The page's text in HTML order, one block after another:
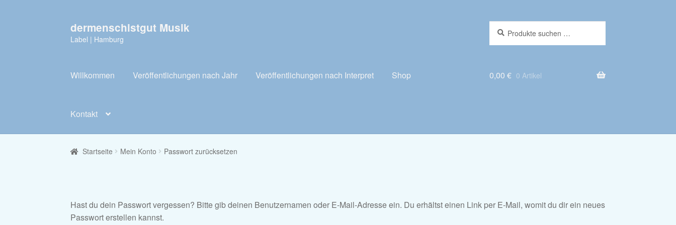
Zur
Navigation
Zum
Inhalt
dermenschistgut Musik
Label | Hamburg
nach:
Willkommen Veröffentlichungen nach Jahr Veröffentlichungen nach Interpret Shop
Kontakt
0,00 € 0 Artikel
Startseite Mein Konto Passwort zurücksetzen
Hast du dein Passwort vergessen? Bitte gib deinen Benutzernamen oder E-Mail-Adresse ein. Du erhältst einen Link per E-Mail, womit du dir ein neues
Passwort erstellen kannst.